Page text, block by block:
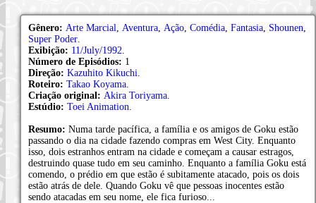
Gênero: Arte Marcial Aventura Ação Comédia Fantasia Shounen
Super Poder
Exibição: 11/July/1992
Número de Episódios: 1
Direção: Kazuhito Kikuchi
Roteiro: Takao Koyama
Criação original: Akira Toriyama
Estúdio: Toei Animation
Resumo: Numa tarde pacífica, a família e os amigos de Goku estão
passando o dia na cidade fazendo compras em West City. Enquanto
isso, dois estranhos entram na cidade e começam a causar estragos,
destruindo quase tudo em seu caminho. Enquanto a família Goku está
comendo, o prédio em que estão é subitamente atacado, pois os dois
estão atrás de dele. Quando Goku vê que pessoas inocentes estão
sendo atacadas em seu nome, ele fica furioso...